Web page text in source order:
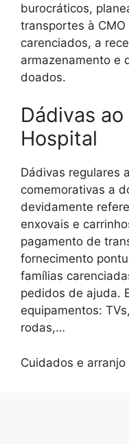
burocráticos,
transportes à
carenciados, a
armazenamento e
doados.
Dádivas
Hospital
Dádivas regulares
comemorativas a
devidamente
enxovais e
pagamento de
fornecimento
famílias
pedidos de ajuda.
equipamentos:
rodas,…
Cuidados e arranjo